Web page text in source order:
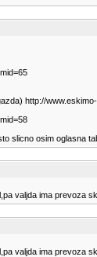
http://
slicno osim oglasna
valjda ima prevoza
valjda ima prevoza